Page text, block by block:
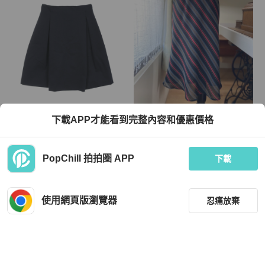
JIL SANDER
20026 人造絲尼龍混紡 藏青色 #36 二
手女裝
TWD 2,808
狀況良好
製
TWD 1,080
本地 免運
下載APP才能看到完整內容和優惠價格
PopChill 拍拍圈 APP 下載
使用網頁版瀏覽器 忍痛放棄